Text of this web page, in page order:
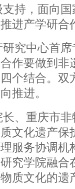
持，面向
进产学研合
究中心首
作要做到非
个结合。双
推进。
、重庆市
文化遗产保
服务协调机
究学院融合
质文化的遗